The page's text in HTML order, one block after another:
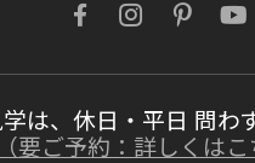
でなんて注文できない」
BLOG 更新
はこちら
学は、休日・平日 問わ
（要ご予約：詳しくはこ